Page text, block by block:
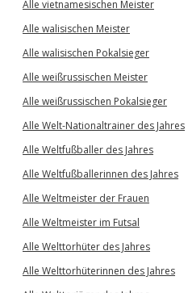
Alle vietnamesischen Meister
Alle walisischen Meister
Alle walisischen Pokalsieger
Alle weißrussischen Meister
Alle weißrussischen Pokalsieger
Alle Welt-Nationaltrainer des Jahres
Alle Weltfußballer des Jahres
Alle Weltfußballerinnen des Jahres
Alle Weltmeister der Frauen
Alle Weltmeister im Futsal
Alle Welttorhüter des Jahres
Alle Welttorhüterinnen des Jahres